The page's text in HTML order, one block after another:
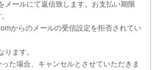
メールにて返信致します。お支払い期限
からのメールの受信設定を拒否されてい
ます。
た場合、キャンセルとさせていただきま